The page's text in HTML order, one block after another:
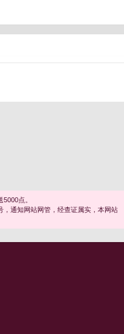
点。
通知网站网管，经查证属实，本网站